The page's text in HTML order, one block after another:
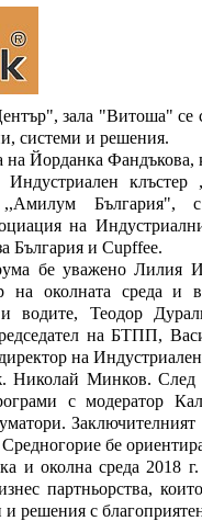
зала "Витоша" се
системи и решения.
на Йорданка
България",
на
България и Cupffee.
бе уважено Лилия
околната среда и
водите, Теодор
на БТПП,
на
Николай Минков. След
с модератор
бе
и околна среда 2018
партньорства,
решения с